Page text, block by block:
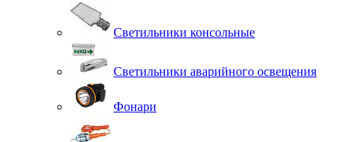
Светильники консольные
Светильники аварийного освещения
Фонари